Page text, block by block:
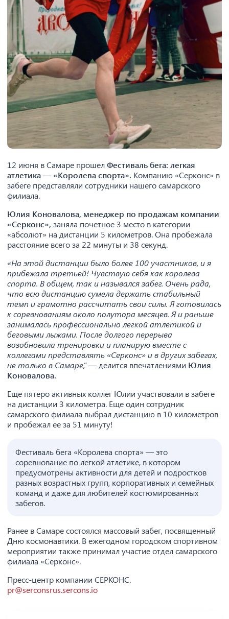
12 июня в Самаре прошелФестиваль бега: легкая
атлетика — «Королева спорта». Компанию «Серконс» в
забеге представляли сотрудники нашего самарского
филиала.
Юлия Коновалова, менеджер по продажам компании
«Серконс», заняла почетное 3 место в категории
«абсолют» на дистанции 5 километров. Она пробежала
расстояние всего за 22 минуты и 38 секунд.
«На этой дистанции было более 100 участников, и я
прибежала третьей! Чувствую себя как королева
спорта. В общем, так и назывался забег. Очень рада,
что всю дистанцию сумела держать стабильный
темп и грамотно рассчитать свои силы. Я готовилась
к соревнованиям около полутора месяцев. Я и раньше
занималась профессионально легкой атлетикой и
беговыми лыжами. После долгого перерыва
возобновила тренировки и планирую вместе с
коллегами представлять «Серконс» и в других забегах,
не только в Самаре,”— делится впечатлениями Юлия
Коновалова.
Еще пятеро активных коллег Юлии участвовали в забеге
на дистанции 3 километра. Еще один сотрудник
самарского филиала выбрал дистанцию в 10 километров
и пробежал ее за 51 минуту!
Фестиваль бега «Королева спорта» — это
соревнование по легкой атлетике, в котором
предусмотрены активности для детей и подростков
разных возрастных групп, корпоративных и семейных
команд и даже для любителей костюмированных
забегов.
Ранее в Самаре состоялся массовый забег, посвященный
Дню космонавтики. В ежегодном городском спортивном
мероприятии также принимал участие отдел самарского
филиала «Серконс».
Пресс-центр компании СЕРКОНС.
pr@serconsrus.sercons.io